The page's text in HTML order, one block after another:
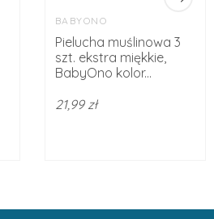
BABYONO
Pielucha muślinowa 3
szt. ekstra miękkie,
BabyOno kolor...
21,99 zł